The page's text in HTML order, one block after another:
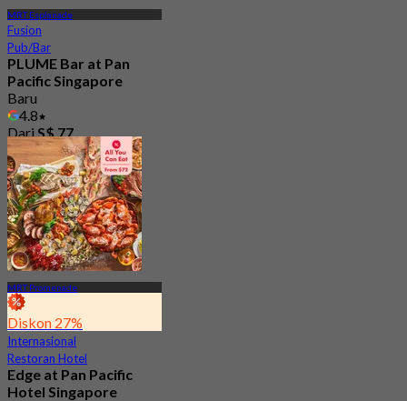
MRT Esplanade
Fusion
Pub/Bar
PLUME Bar at Pan
Pacific Singapore
Baru
4.8
Dari S$ 77
MRT Promenade
Diskon 27%
Internasional
Restoran Hotel
Edge at Pan Pacific
Hotel Singapore